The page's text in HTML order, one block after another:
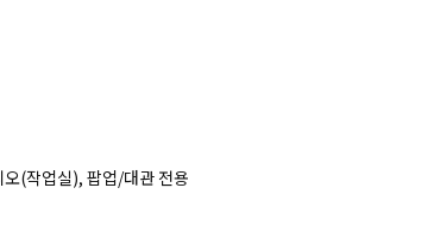
(작업실), 팝업/대관 전용